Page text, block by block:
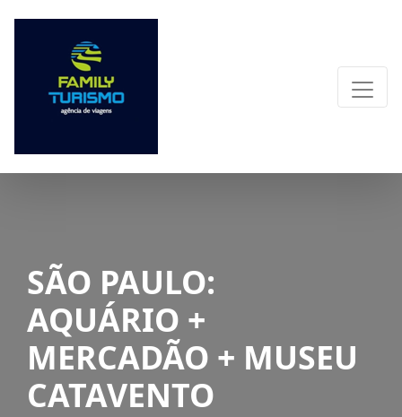
SÃO PAULO:
AQUÁRIO +
MERCADÃO + MUSEU
CATAVENTO